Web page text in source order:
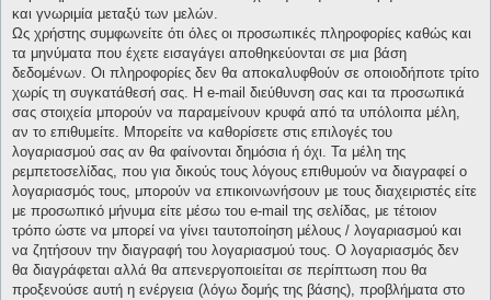
και γνωριμία μεταξύ των μελών.
Ως χρήστης συμφωνείτε ότι όλες οι προσωπικές πληροφορίες καθώς και
τα μηνύματα που έχετε εισαγάγει αποθηκεύονται σε μια βάση
δεδομένων. Οι πληροφορίες δεν θα αποκαλυφθούν σε οποιοδήποτε τρίτο
χωρίς τη συγκατάθεσή σας. Η e-mail διεύθυνση σας και τα προσωπικά
σας στοιχεία μπορούν να παραμείνουν κρυφά από τα υπόλοιπα μέλη,
αν το επιθυμείτε. Μπορείτε να καθορίσετε στις επιλογές του
λογαριασμού σας αν θα φαίνονται δημόσια ή όχι. Τα μέλη της
ρεμπετοσελίδας, που για δικούς τους λόγους επιθυμούν να διαγραφεί ο
λογαριασμός τους, μπορούν να επικοινωνήσουν με τους διαχειριστές είτε
με προσωπικό μήνυμα είτε μέσω του e-mail της σελίδας, με τέτοιον
τρόπο ώστε να μπορεί να γίνει ταυτοποίηση μέλους / λογαριασμού και
να ζητήσουν την διαγραφή του λογαριασμού τους. Ο λογαριασμός δεν
θα διαγράφεται αλλά θα απενεργοποιείται σε περίπτωση που θα
προξενούσε αυτή η ενέργεια (λόγω δομής της βάσης), προβλήματα στο